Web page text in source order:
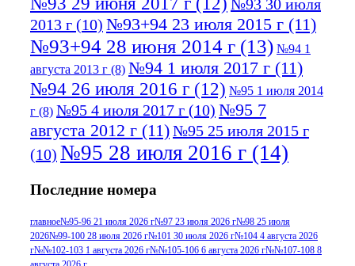
№93 30 июля
2013 г (10) №93+94 23 июля 2015 г (11)
№93+94 28 июня 2014 г (13) №94 1
августа 2013 г (8) №94 1 июля 2017 г (11)
№94 26 июля 2016 г (12) №95 1 июля 2014
г (8) №95 4 июля 2017 г (10) №95 7
августа 2012 г (11)№95 25 июля 2015 г
(10) №95 28 июля 2016 г (14)
июля 2017 г(11)№96 9 августа 2012
г(13) №96 28 июля 2015 г(9) №96+97 3
июля 2014 г(10)№96+97 30 июля
Последние номера
главное№95-96 21 июля 2026 г№97 23 июля 2026 г№98 25 июля
2026№99-100 28 июля 2026 г№101 30 июля 2026 г№104 4 августа 2026
г№№102-103 1 августа 2026 г№№105-106 6 августа 2026 г№№107-108 8